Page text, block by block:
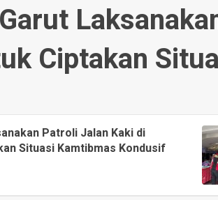
Ciptakan
Patroli Jalan Kaki di
Situasi Kamtibmas Kondusif